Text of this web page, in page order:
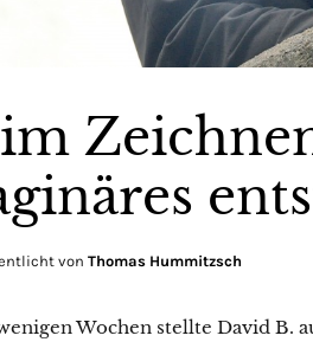
von Thomas Hummitzsch
Wochen stellte David B.